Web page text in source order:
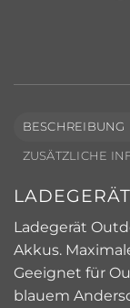
BESCHREIBUNG
ZUSÄTZLICHE
Ladegerät
Akkus.
Geeignet für
blauem